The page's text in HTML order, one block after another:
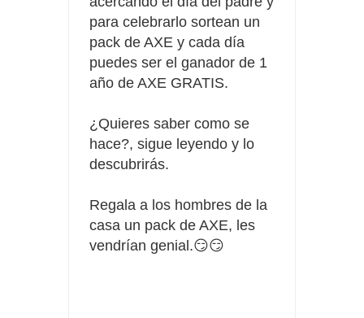
para celebrarlo sortean un
pack de AXE y cada día
puedes ser el ganador de 1
año de AXE GRATIS.
¿Quieres saber como se
hace?, sigue leyendo y lo
descubrirás.
Regala a los hombres de la
casa un pack de AXE, les
vendrían genial.😏😏